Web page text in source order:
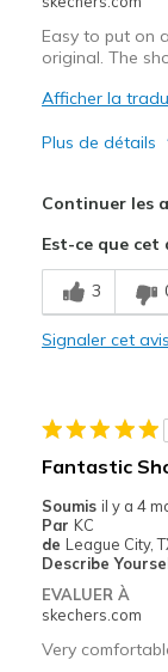
Easy to put on
original. The
Afficher la
Plus de détails
Breathe Well
Comfortable
Le contre
Les meilleures
Sizing
Continuer les
Est-ce que cet
3
Signaler cet avis
Fantastic
Soumis il y a 4
Par KC
de League City,
Describe
EVALUER À
skechers.com
Very